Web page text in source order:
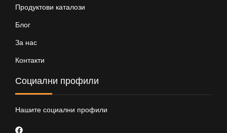
Продуктови каталози
Блог
За нас
Контакти
Социални профили
Нашите социални профили